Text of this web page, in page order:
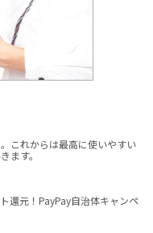
これからは最高に使いやすい
ます。
還元！PayPay自治体キャンペ